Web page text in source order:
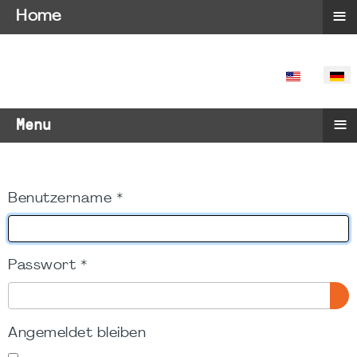
SPRACHE
Menu ≡
Benutzername *
Passwort *
Angemeldet bleiben
Home ≡